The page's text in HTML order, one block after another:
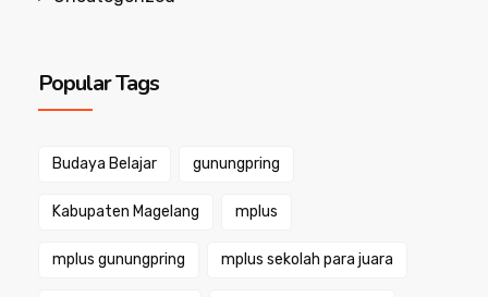
Popular Tags
Budaya Belajar gunungpring
Kabupaten Magelang mplus
mplus gunungpring mplus sekolah para juara